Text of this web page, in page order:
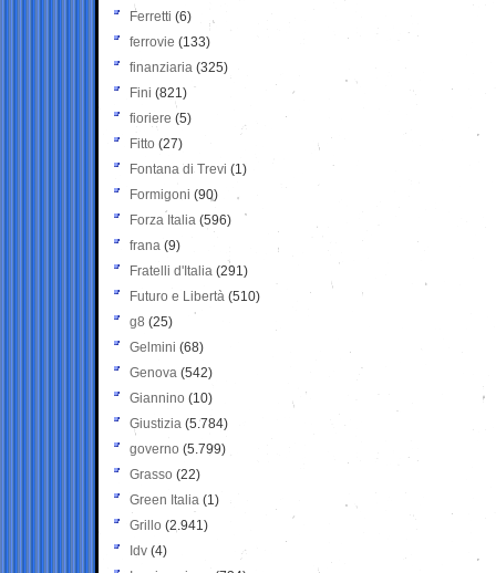
Ferretti (6)
ferrovie (133)
finanziaria (325)
Fini (821)
fioriere (5)
Fitto (27)
Fontana di Trevi (1)
Formigoni (90)
Forza Italia (596)
frana (9)
Fratelli d'Italia (291)
Futuro e Libertà (510)
g8 (25)
Gelmini (68)
Genova (542)
Giannino (10)
Giustizia (5.784)
governo (5.799)
Grasso (22)
Green Italia (1)
Grillo (2.941)
Idv (4)